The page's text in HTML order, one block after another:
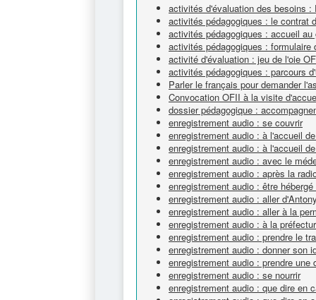
activités d'évaluation des besoins :
activités pédagogiques : le contrat
activités pédagogiques : accueil
activités pédagogiques : formulaire
activité d'évaluation : jeu de l'oie
activités pédagogiques : parcours
Parler le français pour demander
Convocation OFII à la visite
dossier pédagogique :
enregistrement audio : se couvrir
enregistrement audio : à l'accueil
enregistrement audio : à l'accueil
enregistrement audio : avec le
enregistrement audio : après la
enregistrement audio : être
enregistrement audio : aller
enregistrement audio : aller à la
enregistrement audio : à la
enregistrement audio : prendre le
enregistrement audio : donner son
enregistrement audio : prendre une
enregistrement audio : se nourrir
enregistrement audio : que dire en